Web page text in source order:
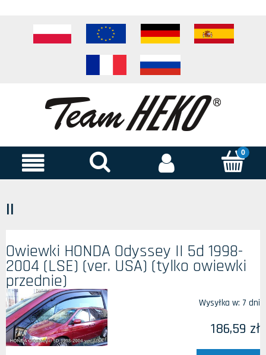
II
Owiewki HONDA Odyssey II 5d 1998-
2004 (LSE) (ver. USA) (tylko owiewki
przednie)
Wysyłka w: 7 dni
186,59 zł